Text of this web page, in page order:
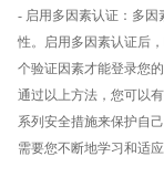
- 启用多因素认证：多因
性。启用多因素认证后
个验证因素才能登录您的
通过以上方法，您可以
系列安全措施来保护自
需要您不断地学习和适